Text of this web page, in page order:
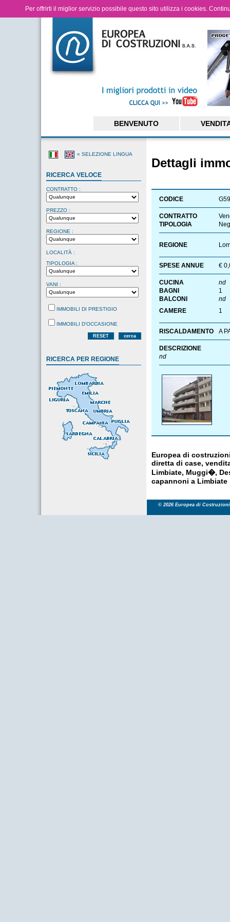
Per offrirti il miglior servizio possibile questo sito utilizza i cookies.
BENVENUTO
« SELEZIONE LINGUA
RICERCA VELOCE
CONTRATTO :
PREZZO :
REGIONE :
LOCALITÀ :
TIPOLOGIA :
VANI :
IMMOBILI DI PRESTIGIO
IMMOBILI D'OCCASIONE
RESET cerca
RICERCA PER REGIONE
Dettagli
CODICE G59
CONTRATTO
TIPOLOGIA
REGIONE
SPESE ANNUE €
CUCINA
nd
BAGNI
1
BALCONI
nd
CAMERE
1
RISCALDAMENTO A
DESCRIZIONE
nd
Europea di
diretta di case,
Limbiate, Muggi�,
capannoni a Limbiate
© 2026 Europea di